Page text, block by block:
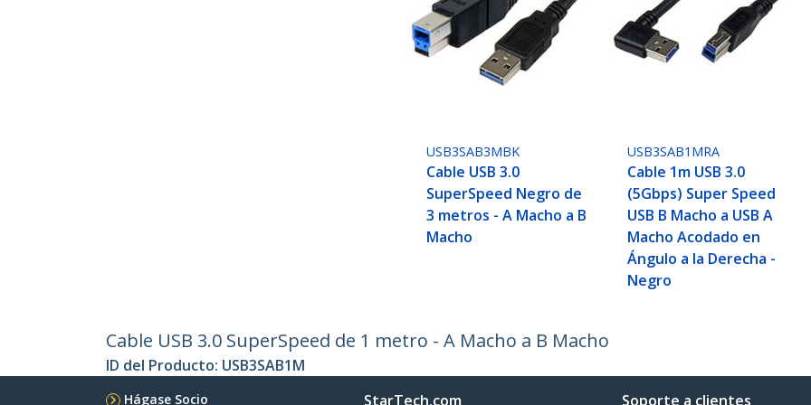
USB3SAB3MBK
Cable USB 3.0
SuperSpeed Negro de
3 metros - A Macho a B
Macho
USB3SAB1MRA
Cable 1m USB 3.0
(5Gbps) Super Speed
USB B Macho a USB A
Macho Acodado en
Ángulo a la Derecha -
Negro
Cable USB 3.0 SuperSpeed de 1 metro - A Macho a B Macho
ID del Producto: USB3SAB1M
Hágase Socio StarTech.com Soporte a clientes